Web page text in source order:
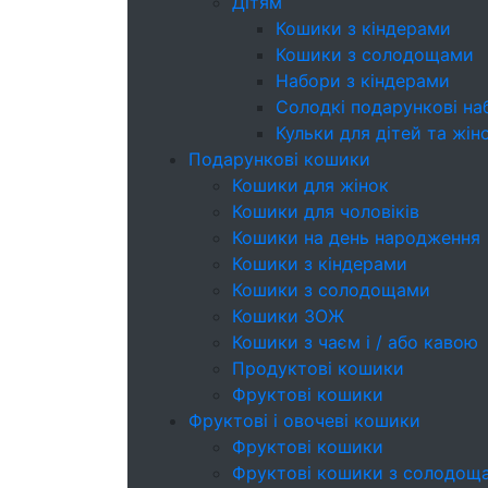
Кошики з кіндерами
Кошики з солодощами
Набори з кіндерами
Cолодкі подарункові
Кульки для дітей та
Подарункові кошики
Кошики для жінок
Кошики для чоловіків
Кошики на день народження
Кошики з кіндерами
Кошики з солодощами
Кошики ЗОЖ
Кошики з чаєм і / або кавою
Продуктові кошики
Фруктові кошики
Фруктові і овочеві кошики
Фруктові кошики
Фруктові кошики з